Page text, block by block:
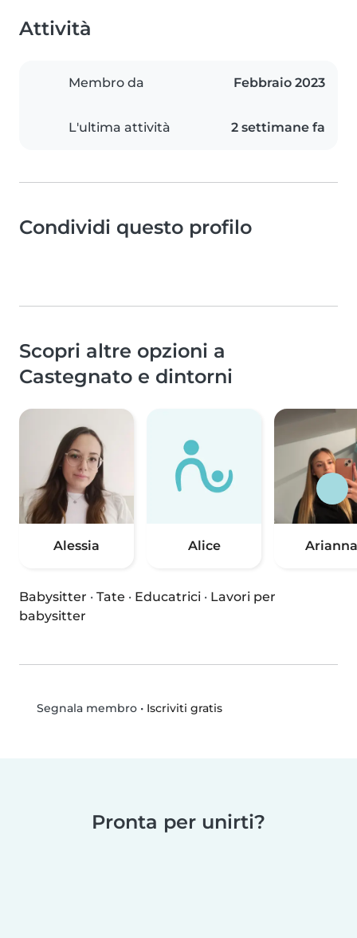
Attività
Membro da Febbraio 2023
L'ultima attività 2 settimane fa
Condividi questo profilo
Scopri altre opzioni a
Castegnato e dintorni
Alessia Alice Arianna
Babysitter · Tate · Educatrici · Lavori per
babysitter
Segnala membro• Iscriviti gratis
Pronta per unirti?